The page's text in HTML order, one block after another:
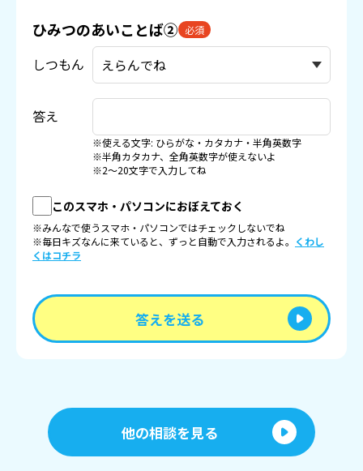
ひみつのあいことば② 必須
しつもん
答え
※使える文字: ひらがな・カタカナ・半角英数字
※半角カタカナ、全角英数字が使えないよ
※2〜20文字で入力してね
このスマホ・パソコンにおぼえておく
※みんなで使うスマホ・パソコンではチェックしないでね
※毎日キズなんに来ていると、ずっと自動で入力されるよ。 くわし
くはコチラ
答えを送る
他の相談を見る